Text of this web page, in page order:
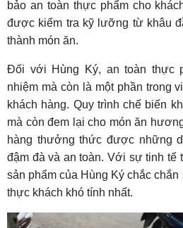
bảo an toàn thực phẩm cho
được kiểm tra kỹ lưỡng từ khâu
thành món ăn.
Đối với Hùng Ký, an toàn thực
nhiệm mà còn là một phần trong
khách hàng. Quy trình chế biến
mà còn đem lại cho món ăn
hàng thưởng thức được những
đậm đà và an toàn. Với sự tinh tế
sản phẩm của Hùng Ký chắc
thực khách khó tính nhất.